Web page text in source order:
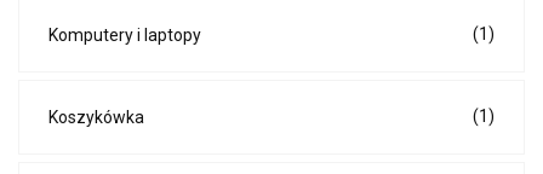
Komputery i laptopy (1)
Koszykówka (1)